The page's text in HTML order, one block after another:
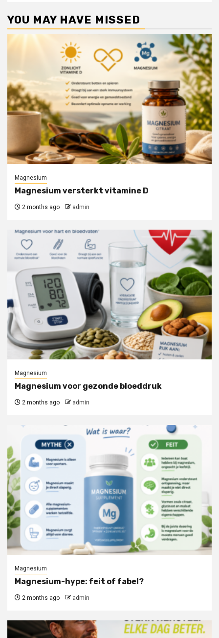
YOU MAY HAVE MISSED
Magnesium
Magnesium versterkt vitamine D
2 months ago admin
Magnesium
Magnesium voor gezonde bloeddruk
2 months ago admin
Magnesium
Magnesium-hype: feit of fabel?
2 months ago admin